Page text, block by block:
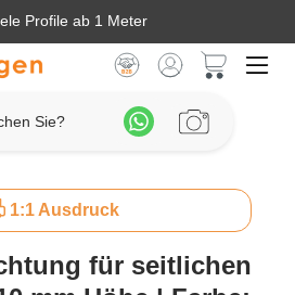
Profile ab 1 Meter
1:1 Ausdruck
für seitlichen